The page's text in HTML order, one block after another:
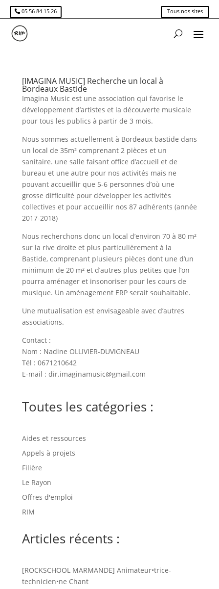
05 56 84 15 26 Tous nos sites
[IMAGINA MUSIC] Recherche un local à
Bordeaux Bastide
Imagina Music est une association qui favorise le
développement d’artistes et la découverte musicale
pour tous les publics à partir de 3 mois.
Nous sommes actuellement à Bordeaux bastide dans
un local de 35m² comprenant 2 pièces et un
sanitaire. une salle faisant office d’accueil et de
bureau et une autre pour nos activités mais ne
pouvant accueillir que 5-6 personnes d’où une
grosse difficulté pour développer les activités
collectives et pour accueillir nos 87 adhérents (année
2017-2018)
Nous recherchons donc un local d’environ 70 à 80 m²
sur la rive droite et plus particulièrement à la
Bastide, comprenant plusieurs pièces dont une d’un
minimum de 20 m² et d’autres plus petites que l’on
pourra aménager et insonoriser pour les cours de
musique. Un aménagement ERP serait souhaitable.
Une mutualisation est envisageable avec d’autres
associations.
Contact :
Nom : Nadine OLLIVIER-DUVIGNEAU
Tél : 0671210642
E-mail : dir.imaginamusic@gmail.com
Toutes les catégories :
Aides et ressources
Appels à projets
Filière
Le Rayon
Offres d'emploi
RIM
Articles récents :
[ROCKSCHOOL MARMANDE] Animateur•trice-
technicien•ne Chant